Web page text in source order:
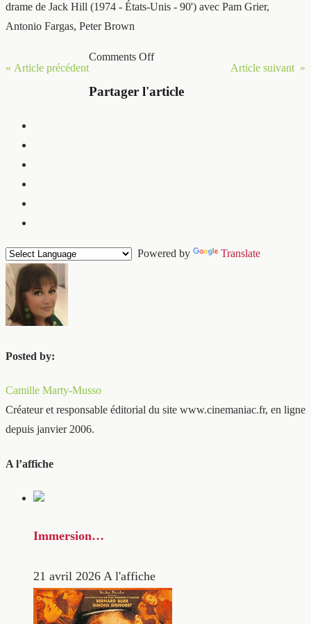
drame de Jack Hill (1974 - États-Unis - 90') avec Pam Grier,
Antonio Fargas, Peter Brown
« Article précédent Article suivant »
Comments Off
Partager l'article
Powered by Translate
Posted by:
Camille Marty-Musso
Créateur et responsable éditorial du site www.cinemaniac.fr, en ligne
depuis janvier 2006.
A l’affiche
Immersion…
21 avril 2026 A l'affiche